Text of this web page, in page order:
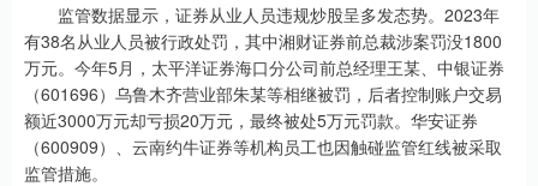
监管数据显示，证券从业人员违规炒股呈多发态势。2023年
有38名从业人员被行政处罚，其中湘财证券前总裁涉案罚没1800
万元。今年5月，太平洋证券海口分公司前总经理王某、中银证券
（601696）乌鲁木齐营业部朱某等相继被罚，后者控制账户交易
额近3000万元却亏损20万元，最终被处5万元罚款。华安证券
（600909）、云南约牛证券等机构员工也因触碰监管红线被采取
监管措施。